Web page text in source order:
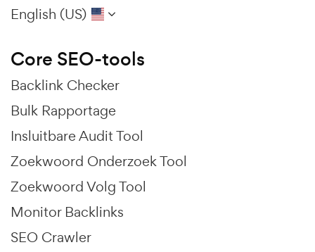
English (US)
Core SEO-tools
Backlink Checker
Bulk Rapportage
Insluitbare Audit Tool
Zoekwoord Onderzoek Tool
Zoekwoord Volg Tool
Monitor Backlinks
SEO Crawler